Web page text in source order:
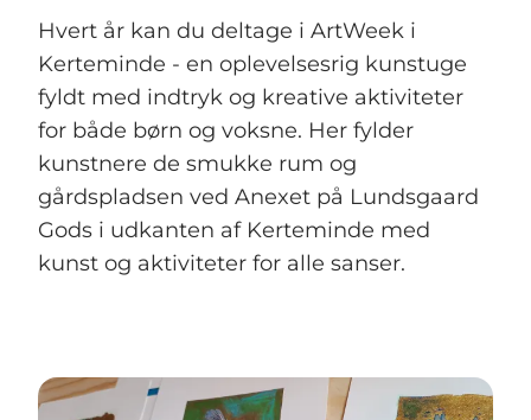
Det sker
Sommerbus
Hvert år kan du deltage i ArtWeek i
Kerteminde - en oplevelsesrig kunstuge
fyldt med indtryk og kreative aktiviteter
for både børn og voksne. Her fylder
kunstnere de smukke rum og
gårdspladsen ved Anexet på Lundsgaard
Gods i udkanten af Kerteminde med
kunst og aktiviteter for alle sanser.